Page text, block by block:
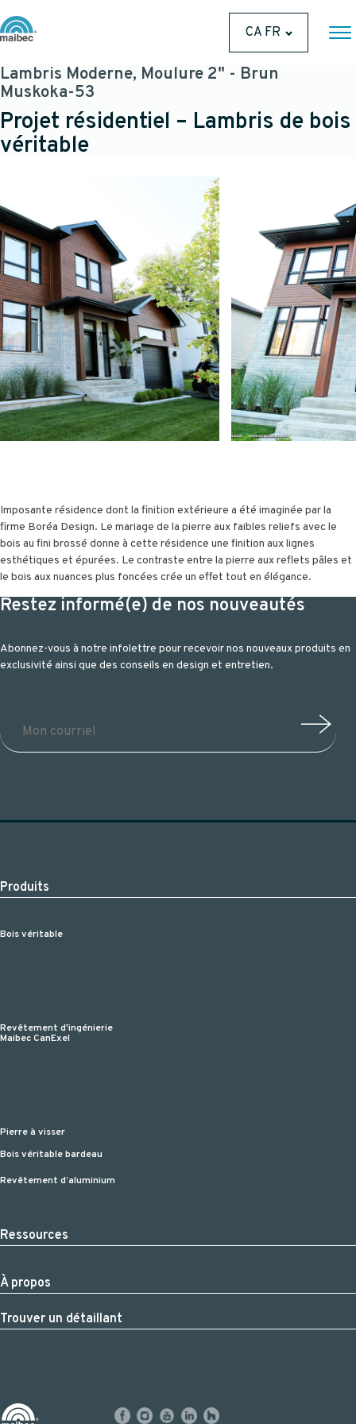
CA FR
Lambris Moderne, Moulure 2" - Brun
Muskoka-53
Projet résidentiel – Lambris de bois
véritable
Imposante résidence dont la finition extérieure a été imaginée par la
firme Boréa Design. Le mariage de la pierre aux faibles reliefs avec le
bois au fini brossé donne à cette résidence une finition aux lignes
esthétiques et épurées. Le contraste entre la pierre aux reflets pâles et
le bois aux nuances plus foncées crée un effet tout en élégance.
Restez informé(e) de nos nouveautés
Abonnez-vous à notre infolettre pour recevoir nos nouveaux produits en
exclusivité ainsi que des conseils en design et entretien.
Produits
Bois véritable
Revêtement d'ingénierie
Maibec CanExel
Pierre à visser
Bois véritable bardeau
Revêtement d’aluminium
Ressources
À propos
Trouver un détaillant